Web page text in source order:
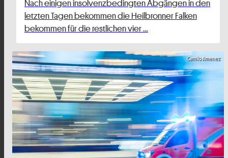
Nach einigen insolvenzbedingten Abgängen in den
letzten Tagen bekommen die Heilbronner Falken
bekommen für die restlichen vier …
Camilo Jimenez